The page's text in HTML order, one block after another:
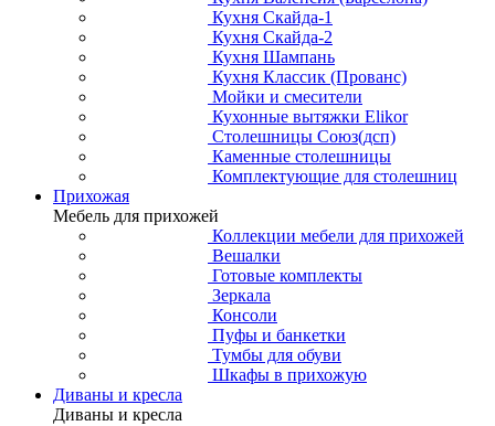
Кухня Скайда-1
Кухня Скайда-2
Кухня Шампань
Кухня Классик (Прованс)
Мойки и смесители
Кухонные вытяжки Elikor
Столешницы Союз(дсп)
Каменные столешницы
Комплектующие для столешниц
Прихожая
Мебель для прихожей
Коллекции мебели для прихожей
Вешалки
Готовые комплекты
Зеркала
Консоли
Пуфы и банкетки
Тумбы для обуви
Шкафы в прихожую
Диваны и кресла
Диваны и кресла